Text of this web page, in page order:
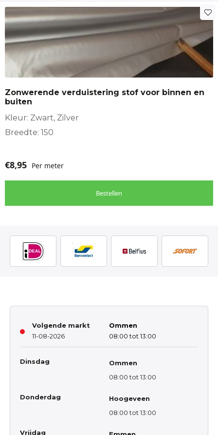
Zonwerende verduistering stof voor binnen en
buiten
Kleur: Zwart, Zilver
Breedte: 150
€8,95 Per meter
Bestellen
Volgende markt
11-08-2026
Ommen
08:00 tot 13:00
Dinsdag
Ommen
08:00 tot 13:00
Donderdag
Hoogeveen
08:00 tot 13:00
Vrijdag